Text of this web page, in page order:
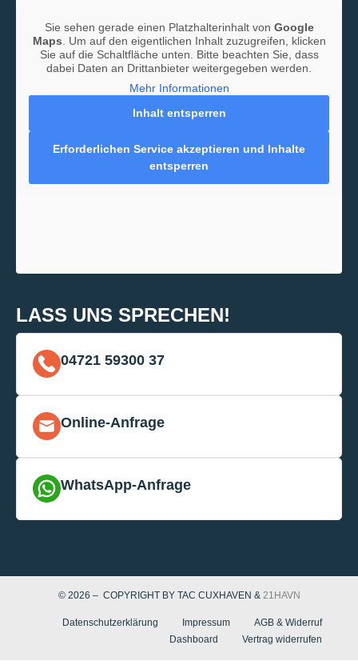
Sie sehen gerade einen Platzhalterinhalt von Google
Maps . Um auf den eigentlichen Inhalt zuzugreifen, klicken
Sie auf die Schaltfläche unten. Bitte beachten Sie, dass
dabei Daten an Drittanbieter weitergegeben werden.
Mehr Informationen
Inhalt entsperren
Erforderlichen Service akzeptieren und Inhalte
entsperren
LASS UNS SPRECHEN!
04721 59300 37
Online-Anfrage
WhatsApp-Anfrage
© 2026 – COPYRIGHT BY TAC CUXHAVEN & 21HAVN
Datenschutzerklärung Impressum
AGB & Widerruf
Dashboard
Vertrag widerrufen